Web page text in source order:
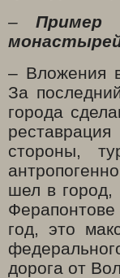
– Пример
– Вложения
За
города
стороны,
шел в город,
год, это
дорога от